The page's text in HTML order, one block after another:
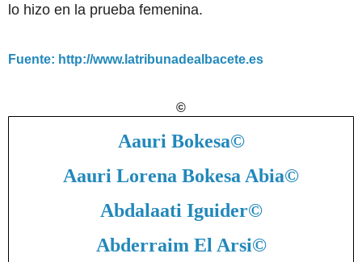
lo hizo en la prueba femenina.
Fuente: http://www.latribunadealbacete.es
©
Aauri Bokesa©
Aauri Lorena Bokesa Abia©
Abdalaati Iguider©
Abderraim El Arsi©